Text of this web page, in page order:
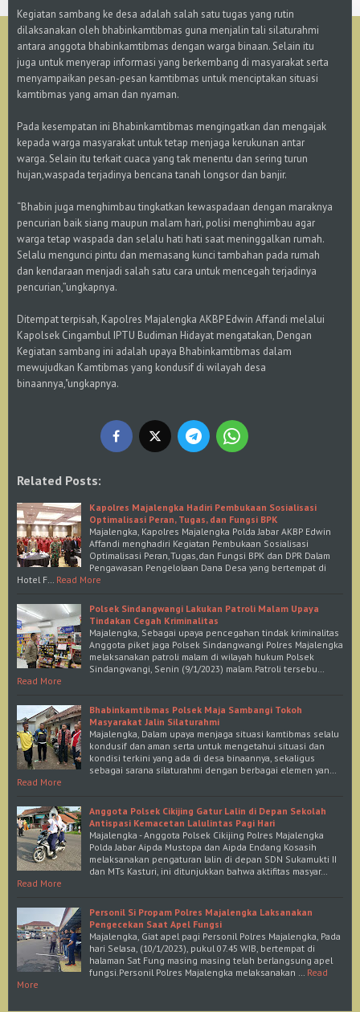
Kegiatan sambang ke desa adalah salah satu tugas yang rutin
dilaksanakan oleh bhabinkamtibmas guna menjalin tali silaturahmi
antara anggota bhabinkamtibmas dengan warga binaan. Selain itu
juga untuk menyerap informasi yang berkembang di masyarakat serta
menyampaikan pesan-pesan kamtibmas untuk menciptakan situasi
kamtibmas yang aman dan nyaman.
Pada kesempatan ini Bhabinkamtibmas mengingatkan dan mengajak
kepada warga masyarakat untuk tetap menjaga kerukunan antar
warga. Selain itu terkait cuaca yang tak menentu dan sering turun
hujan,waspada terjadinya bencana tanah longsor dan banjir.
“Bhabin juga menghimbau tingkatkan kewaspadaan dengan maraknya
pencurian baik siang maupun malam hari, polisi menghimbau agar
warga tetap waspada dan selalu hati hati saat meninggalkan rumah.
Selalu mengunci pintu dan memasang kunci tambahan pada rumah
dan kendaraan menjadi salah satu cara untuk mencegah terjadinya
pencurian,”ungkapnya.
Ditempat terpisah, Kapolres Majalengka AKBP Edwin Affandi melalui
Kapolsek Cingambul IPTU Budiman Hidayat mengatakan, Dengan
Kegiatan sambang ini adalah upaya Bhabinkamtibmas dalam
mewujudkan Kamtibmas yang kondusif di wilayah desa
binaannya,"ungkapnya.
Related Posts:
Kapolres Majalengka Hadiri Pembukaan Sosialisasi
Optimalisasi Peran, Tugas, dan Fungsi BPK
Majalengka, Kapolres Majalengka Polda Jabar AKBP Edwin
Affandi menghadiri Kegiatan Pembukaan Sosialisasi
Optimalisasi Peran,Tugas,dan Fungsi BPK dan DPR Dalam
Pengawasan Pengelolaan Dana Desa yang bertempat di
Hotel F… Read More
Polsek Sindangwangi Lakukan Patroli Malam Upaya
Tindakan Cegah Kriminalitas
Majalengka, Sebagai upaya pencegahan tindak kriminalitas
Anggota piket jaga Polsek Sindangwangi Polres Majalengka
melaksanakan patroli malam di wilayah hukum Polsek
Sindangwangi, Senin (9/1/2023) malam.Patroli tersebu…
Read More
Bhabinkamtibmas Polsek Maja Sambangi Tokoh
Masyarakat Jalin Silaturahmi
Majalengka, Dalam upaya menjaga situasi kamtibmas selalu
kondusif dan aman serta untuk mengetahui situasi dan
kondisi terkini yang ada di desa binaannya, sekaligus
sebagai sarana silaturahmi dengan berbagai elemen yan…
Read More
Anggota Polsek Cikijing Gatur Lalin di Depan Sekolah
Antispasi Kemacetan Lalulintas Pagi Hari
Majalengka - Anggota Polsek Cikijing Polres Majalengka
Polda Jabar Aipda Mustopa dan Aipda Endang Kosasih
melaksanakan pengaturan lalin di depan SDN Sukamukti II
dan MTs Kasturi, ini ditunjukkan bahwa aktifitas masyar…
Read More
Personil Si Propam Polres Majalengka Laksanakan
Pengecekan Saat Apel Fungsi
Majalengka, Giat apel pagi Personil Polres Majalengka, Pada
hari Selasa, (10/1/2023), pukul 07.45 WIB, bertempat di
halaman Sat Fung masing masing telah berlangsung apel
fungsi.Personil Polres Majalengka melaksanakan … Read
More